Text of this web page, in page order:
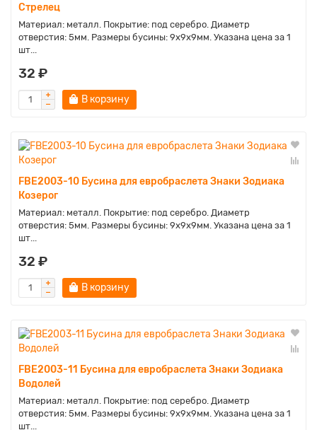
Стрелец
Материал: металл. Покрытие: под серебро. Диаметр
отверстия: 5мм. Размеры бусины: 9х9х9мм. Указана цена за 1
шт...
32 ₽
В корзину
FBE2003-10 Бусина для евробраслета Знаки Зодиака
Козерог
Материал: металл. Покрытие: под серебро. Диаметр
отверстия: 5мм. Размеры бусины: 9х9х9мм. Указана цена за 1
шт...
32 ₽
В корзину
FBE2003-11 Бусина для евробраслета Знаки Зодиака
Водолей
Материал: металл. Покрытие: под серебро. Диаметр
отверстия: 5мм. Размеры бусины: 9х9х9мм. Указана цена за 1
шт...